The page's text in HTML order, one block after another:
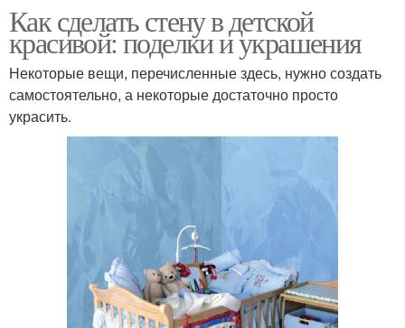
Как сделать стену в детской
красивой: поделки и украшения
Некоторые вещи, перечисленные здесь, нужно создать
самостоятельно, а некоторые достаточно просто
украсить.